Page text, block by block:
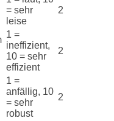
= sehr
leise
2
1 =
ineffizient,
10 = sehr
effizient
2
1 =
anfällig, 10
= sehr
robust
2